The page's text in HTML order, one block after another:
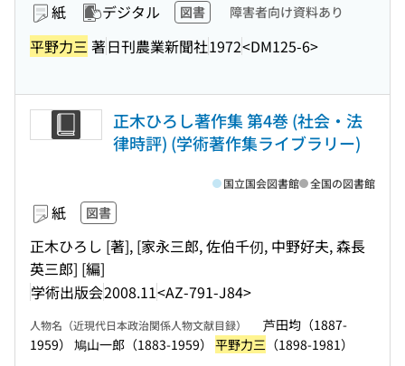
紙 デジタル 図書 障害者向け資料あり
平野力三 著日刊農業新聞社1972<DM125-6>
正木ひろし著作集 第4巻 (社会・法
律時評) (学術著作集ライブラリー)
紙 図書
正木ひろし [著], [家永三郎, 佐伯千仞, 中野好夫, 森長
英三郎] [編]
学術出版会2008.11<AZ-791-J84>
国立国会図書館 全国の図書館
人物名（近現代日本政治関係人物文献目録）
芦田均（1887-
1959） 鳩山一郎（1883-1959） 平野力三 （1898-1981）